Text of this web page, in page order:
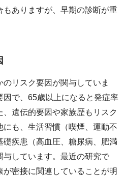
もありますが、早期の診断が重
リスク要因が関与していま
で、65歳以上になると発症率
遺伝的要因や家族歴もリスク
にも、生活習慣（喫煙、運動不
礎疾患（高血圧、糖尿病、肥満
与しています。最近の研究で
密接に関連していることが明